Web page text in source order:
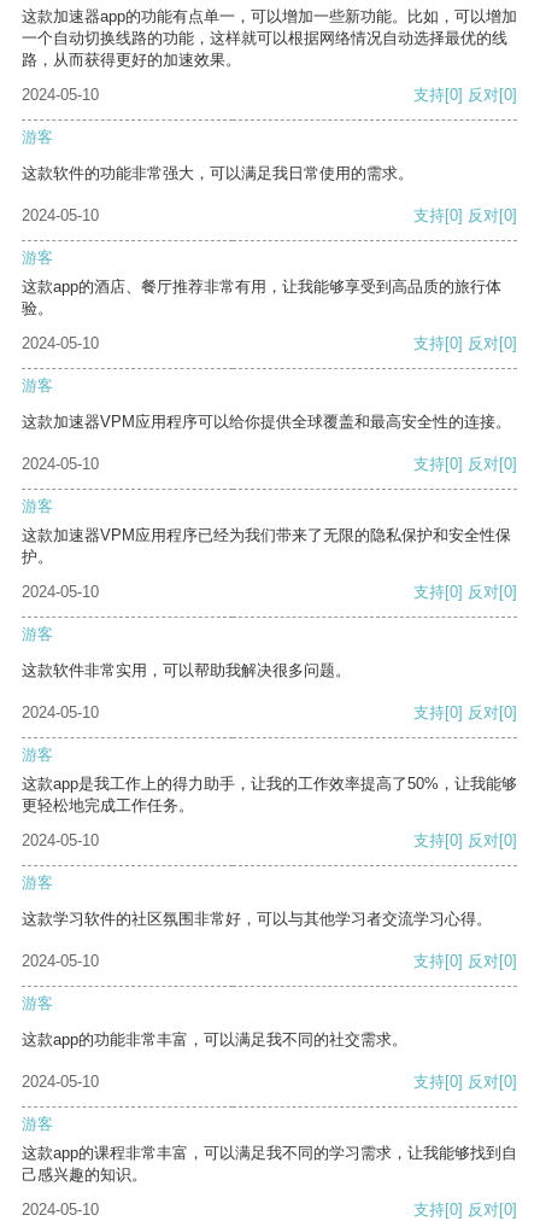
这款加速器app的功能有点单一，可以增加一些新功能。比如，可以增加
一个自动切换线路的功能，这样就可以根据网络情况自动选择最优的线
路，从而获得更好的加速效果。
2024-05-10
支持[0] 反对[0]
游客
这款软件的功能非常强大，可以满足我日常使用的需求。
2024-05-10 支持[0] 反对[0]
游客
这款app的酒店、餐厅推荐非常有用，让我能够享受到高品质的旅行体
验。
2024-05-10
支持[0] 反对[0]
游客
这款加速器VPM应用程序可以给你提供全球覆盖和最高安全性的连接。
2024-05-10 支持[0] 反对[0]
游客
这款加速器VPM应用程序已经为我们带来了无限的隐私保护和安全性保
护。
2024-05-10
支持[0] 反对[0]
游客
这款软件非常实用，可以帮助我解决很多问题。
2024-05-10 支持[0] 反对[0]
游客
这款app是我工作上的得力助手，让我的工作效率提高了50%，让我能够
更轻松地完成工作任务。
2024-05-10
支持[0] 反对[0]
游客
这款学习软件的社区氛围非常好，可以与其他学习者交流学习心得。
2024-05-10 支持[0] 反对[0]
游客
这款app的功能非常丰富，可以满足我不同的社交需求。
2024-05-10 支持[0] 反对[0]
游客
这款app的课程非常丰富，可以满足我不同的学习需求，让我能够找到自
己感兴趣的知识。
2024-05-10
支持[0] 反对[0]